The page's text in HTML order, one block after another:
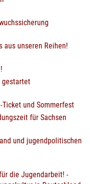
aus unseren Reihen!
gestartet
und Sommerfest
für Sachsen
und jugendpolitischen
die Jugendarbeit! -